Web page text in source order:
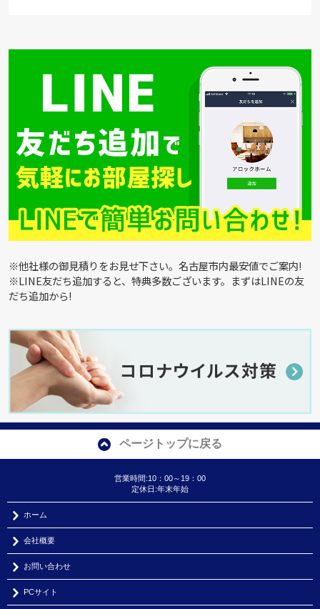
※他社様の御見積りをお見せ下さい。名古屋市内最安値でご案内!
※LINE友だち追加すると、特典多数ございます。まずはLINEの友
だち追加から!
ページトップに戻る
営業時間:10：00～19：00
定休日:年末年始
ホーム
会社概要
お問い合わせ
PCサイト